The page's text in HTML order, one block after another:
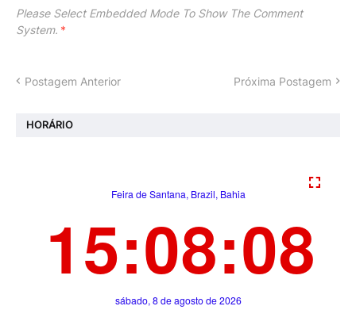
Please Select Embedded Mode To Show The Comment
System. *
Postagem Anterior Próxima Postagem
HORÁRIO